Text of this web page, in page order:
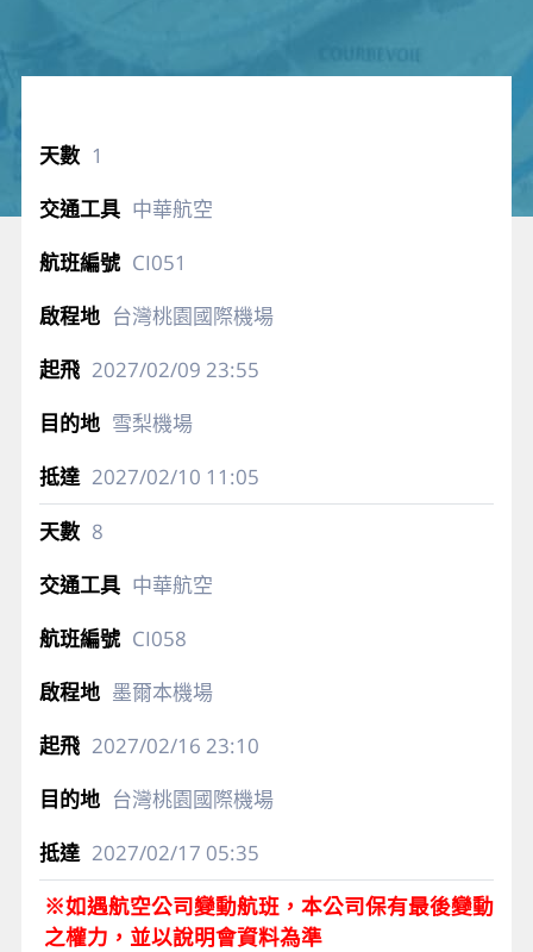
1
中華航空
CI051
台灣桃園國際機場
2027/02/09 23:55
雪梨機場
2027/02/10 11:05
8
中華航空
CI058
墨爾本機場
2027/02/16 23:10
台灣桃園國際機場
2027/02/17 05:35
※如遇航空公司變動航班，本公司保有最後變動
之權力，並以說明會資料為準